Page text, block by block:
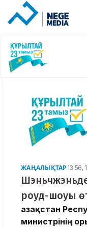
ЖАҢАЛЫҚТАР 13:56,
Шэньчжэньде
роуд-шоуы
Қазақстан
министрінің